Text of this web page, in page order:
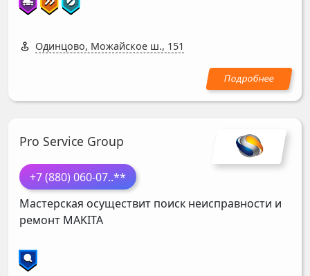
Одинцово, Можайское ш., 151
Pro Service Group
+7 (880) 060-07..**
Мастерская осуществит поиск неисправности и
ремонт MAKITA